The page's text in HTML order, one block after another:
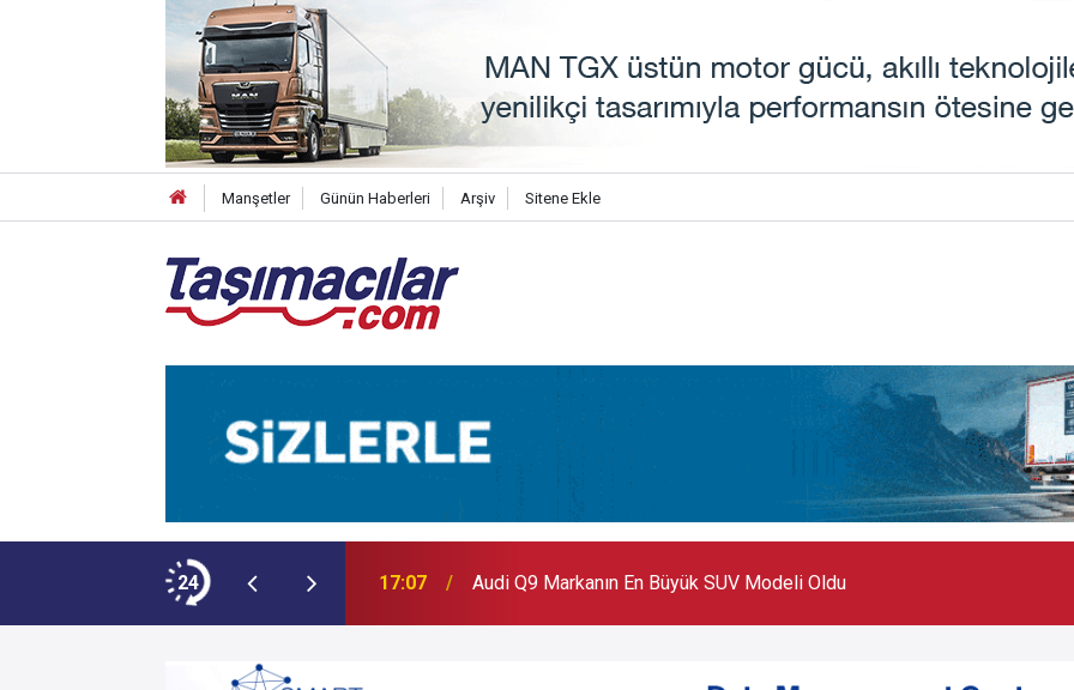
Manşetler Günün Haberleri Arşiv Sitene Ekle
24
NEOPLAN Skyliner Ekledi 17:07 Audi Q9 Markanın En Büyük SUV Modeli Oldu